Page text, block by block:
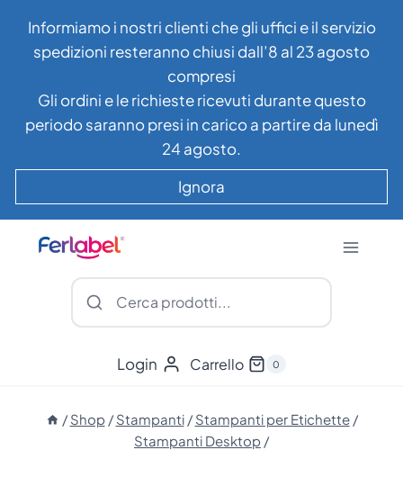
contenuto
Informiamo i nostri clienti che gli uffici e il servizio
spedizioni resteranno chiusi dall’8 al 23 agosto
compresi
Gli ordini e le richieste ricevuti durante questo
periodo saranno presi in carico a partire da lunedì
24 agosto.
Ignora
Login Carrello 0
/ Shop / Stampanti / Stampanti per Etichette /
Stampanti Desktop /